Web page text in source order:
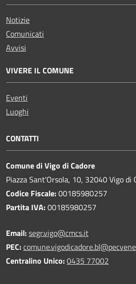
Notizie
Comunicati
Avvisi
VIVERE IL COMUNE
Eventi
Luoghi
CONTATTI
Comune di Vigo di Cadore
Piazza Sant'Orsola, 10, 32040 Vigo di
Codice Fiscale:00185980257
Partita IVA:00185980257
Email:segr.vigo@cmcs.it
PEC:
Centralino Unico:0435 77002